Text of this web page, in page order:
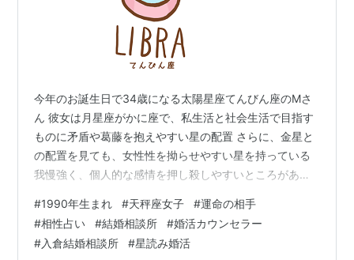
今年のお誕生日で34歳になる太陽星座てんびん座のMさ
ん 彼女は月星座がかに座で、私生活と社会生活で目指す
ものに矛盾や葛藤を抱えやすい星の配置 さらに、金星と
の配置を見ても、女性性を拗らせやすい星を持っている
我慢強く、個人的な感情を押し殺しやすいところがあ
合いそうな星の配置の男性を探してみました それは、年
齢で言うと 4歳年上の 太陽星座みずがめ座 月星座うお座
男子 Mさんとは月星座が同じ水のエレメントなので、 二
#1990年生まれ #天秤座女子 #運命の相手
#相性占い #結婚相談所 #婚活カウンセラー
#入倉結婚相談所 #星読み婚活